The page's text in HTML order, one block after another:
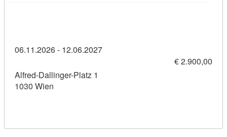
06.11.2026 - 12.06.2027
€ 2.900,00
Alfred-Dallinger-Platz 1
1030 Wien